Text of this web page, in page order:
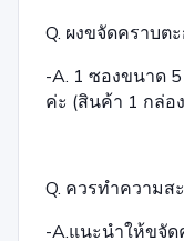
Q. ผงขจัดคราบต
-A. 1 ซองขนาด
ค่ะ (สินค้า 1 กล่อ
Q. ควรทำความ
-A.แนะนำให้ขจั